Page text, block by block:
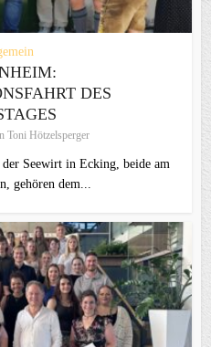
DES
Toni Hötzelsperger
Seewirt in Ecking, beide am
gehören dem...